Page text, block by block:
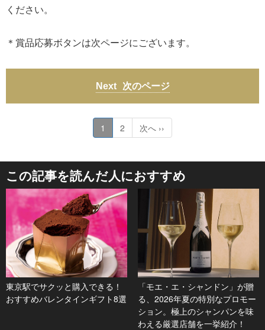
ください。
＊賞品応募ボタンは次ページにございます。
次のページ
1 2 次へ ››
この記事を読んだ人におすすめ
東京駅でサクッと購入できる！
おすすめバレンタインギフト8選
「モエ・エ・シャンドン」が贈
る、2026年夏の特別なプロモー
ション。極上のシャンパンを味
わえる厳選店舗を一挙紹介！